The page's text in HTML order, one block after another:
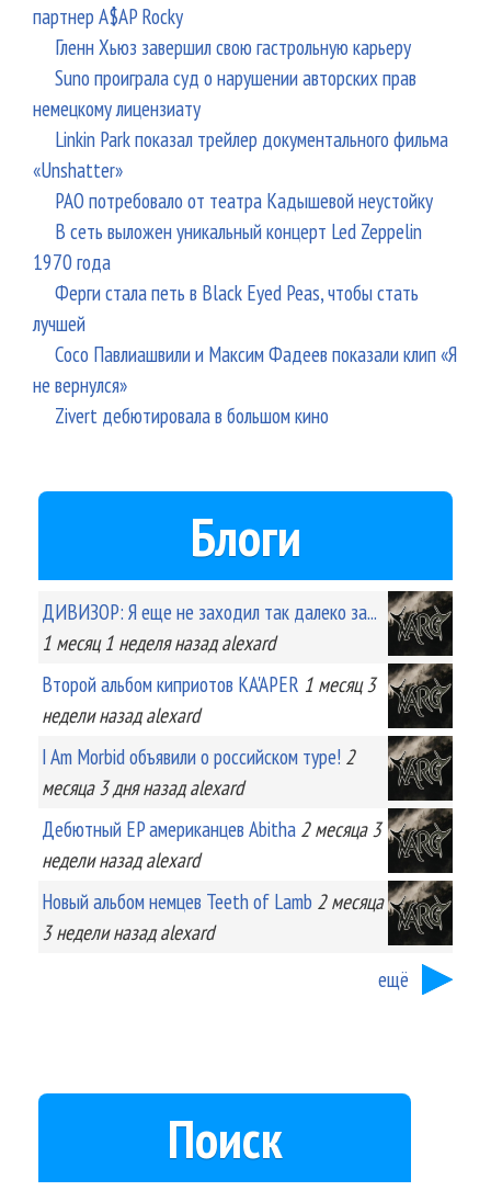
партнер A$AP Rocky
Гленн Хьюз завершил свою гастрольную карьеру
Suno проиграла суд о нарушении авторских прав
немецкому лицензиату
Linkin Park показал трейлер документального фильма
«Unshatter»
РАО потребовало от театра Кадышевой неустойку
В сеть выложен уникальный концерт Led Zeppelin
1970 года
Ферги стала петь в Black Eyed Peas, чтобы стать
лучшей
Сосо Павлиашвили и Максим Фадеев показали клип «Я
не вернулся»
Zivert дебютировала в большом кино
Блоги
ДИВИЗОР: Я еще не заходил так далеко за...
1 месяц 1 неделяназад alexard
Второй альбом киприотов KA'APER 1 месяц 3
неделиназад alexard
I Am Morbid объявили о российском туре! 2
месяца 3 дняназад alexard
Дебютный EP американцев Abitha 2 месяца 3
неделиназад alexard
Новый альбом немцев Teeth of Lamb 2 месяца
3 неделиназад alexard
ещё
Поиск